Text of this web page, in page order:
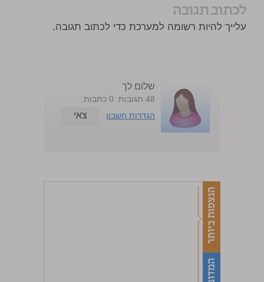
לכתוב תגובה
עלייך להיות רשומה למערכת כדי לכתוב תגובה.
שלום לך
48 תגובות. 0 כתבות.
הגדרות חשבון
צאי